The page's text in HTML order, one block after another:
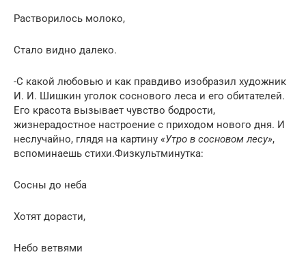
Растворилось молоко,
Стало видно далеко.
-С какой любовью и как правдиво изобразил художник
И. И. Шишкин уголок соснового леса и его обитателей.
Его красота вызывает чувство бодрости,
жизнерадостное настроение с приходом нового дня. И
неслучайно, глядя на картину «Утро в сосновом лесу»,
вспоминаешь стихи.Физкультминутка:
Сосны до неба
Хотят дорасти,
Небо ветвями